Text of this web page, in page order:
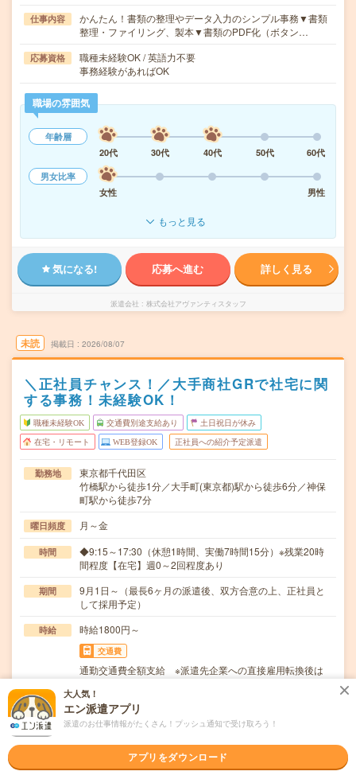
仕事内容
かんたん！書類の整理やデータ入力のシンプル事務▼書類
整理・ファイリング、製本▼書類のPDF化（ボタン…
応募資格
職種未経験OK / 英語力不要
事務経験があればOK
職場の雰囲気
年齢層
20代
30代 40代 50代
60代
男女比率
女性
男性
もっと見る
気になる! 応募へ進む 詳しく見る
派遣会社 株式会社アヴァンティスタッフ
未読 掲載日 2026/08/07
＼正社員チャンス！／大手商社GRで社宅に関
する事務！未経験OK！
職種未経験OK 交通費別途支給あり 土日祝日が休み
在宅・リモート WEB登録OK 正社員への紹介予定派遣
勤務地
東京都千代田区
竹橋駅から徒歩1分／大手町(東京都)駅から徒歩6分／神保
町駅から徒歩7分
曜日頻度 月～金
時間
◆9:15～17:30（休憩1時間、実働7時間15分）※残業20時
間程度【在宅】週0～2回程度あり
期間
9月1日～（最長6ヶ月の派遣後、双方合意の上、正社員と
して採用予定）
時給 時給1800円～
交通費
通勤交通費全額支給 ※派遣先企業への直接雇用転換後は
仕事内容
～大手総合商社Grで社員向け借上げ社宅・寮の運営管理業
務～・グループ社員が利用する社員寮・社宅への入…
応募資格
職種未経験OK / 英語力不要
◆営業経験（建設・不動産・リフォーム業界経験尚可）◆
四大卒以上
大人気！
エン派遣アプリ
派遣のお仕事情報がたくさん！プッシュ通知で受け取ろう！
アプリをダウンロード